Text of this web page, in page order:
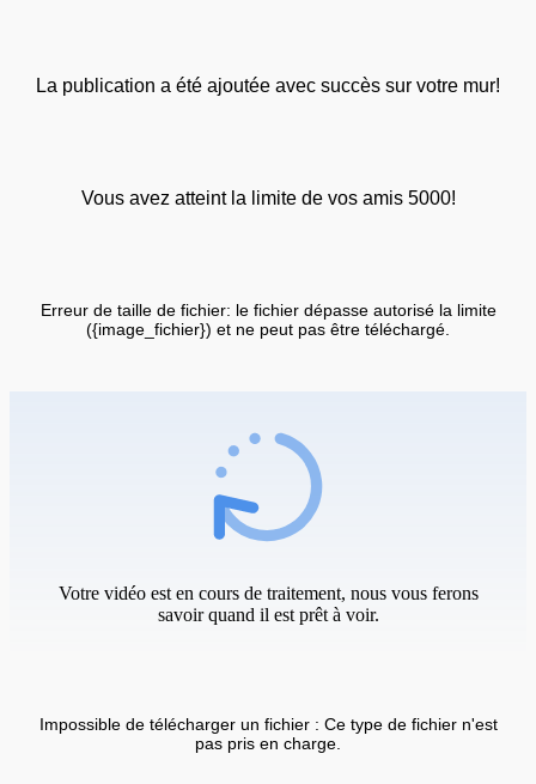
La publication a été ajoutée avec succès sur votre mur!
Vous avez atteint la limite de vos amis 5000!
Erreur de taille de fichier: le fichier dépasse autorisé la limite
({image_fichier}) et ne peut pas être téléchargé.
Votre vidéo est en cours de traitement, nous vous ferons
savoir quand il est prêt à voir.
Impossible de télécharger un fichier : Ce type de fichier n'est
pas pris en charge.